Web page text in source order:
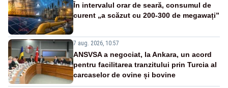
În intervalul orar de seară, consumul de
curent „a scăzut cu 200-300 de megawați”
7 aug. 2026, 10:57
ANSVSA a negociat, la Ankara, un acord
pentru facilitarea tranzitului prin Turcia al
carcaselor de ovine și bovine